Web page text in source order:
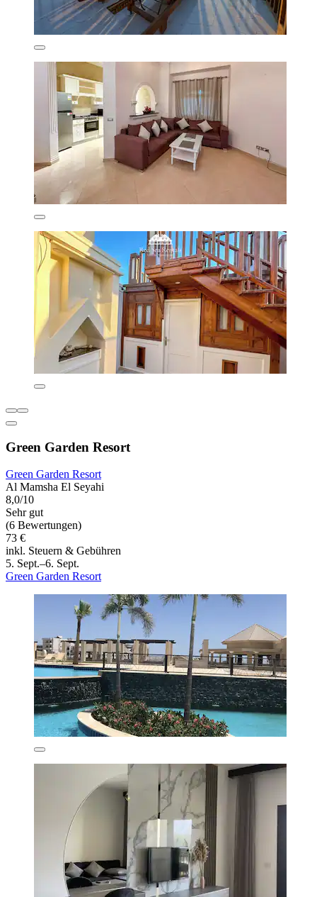
Green Garden Resort
Green Garden Resort
Al Mamsha El Seyahi
8,0/10
Sehr gut
(6 Bewertungen)
73 €
inkl. Steuern & Gebühren
5. Sept.–6. Sept.
Green Garden Resort